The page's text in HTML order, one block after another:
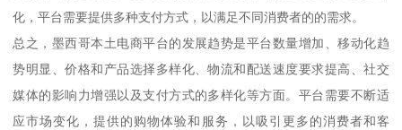
化，平台需要提供多种支付方式，以满足不同消费者的的需求。
总之，墨西哥本土电商平台的发展趋势是平台数量增加、移动化趋
势明显、价格和产品选择多样化、物流和配送速度要求提高、社交
媒体的影响力增强以及支付方式的多样化等方面。平台需要不断适
应市场变化，提供的购物体验和服务，以吸引更多的消费者和客